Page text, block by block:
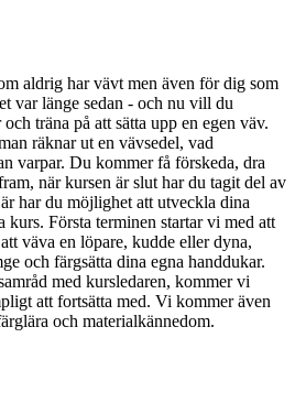
aldrig har vävt men även för dig som
var länge sedan - och nu vill du
träna på att sätta upp en egen väv.
räknar ut en vävsedel, vad
varpar. Du kommer få förskeda, dra
när kursen är slut har du tagit del av
har du möjlighet att utveckla dina
kurs. Första terminen startar vi med att
väva en löpare, kudde eller dyna,
och färgsätta dina egna handdukar.
med kursledaren, kommer vi
att fortsätta med. Vi kommer även
och materialkännedom.